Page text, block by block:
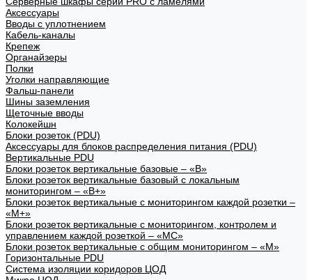
Аксессуары
Вводы с уплотнением
Кабель-каналы
Крепеж
Органайзеры
Полки
Уголки направляющие
Фальш-панели
Шины заземления
Щеточные вводы
Колокейшн
Блоки розеток (PDU)
Аксессуары для блоков распределения питания (PDU)
Вертикальные PDU
Блоки розеток вертикальные базовые – «В»
Блоки розеток вертикальные базовый с локальным
мониторингом – «В+»
Блоки розеток вертикальные с мониторингом каждой розетки –
«М+»
Блоки розеток вертикальные с мониторингом, контролем и
управлением каждой розеткой – «МС»
Блоки розеток вертикальные с общим мониторингом – «М»
Горизонтальные PDU
Система изоляции коридоров ЦОД